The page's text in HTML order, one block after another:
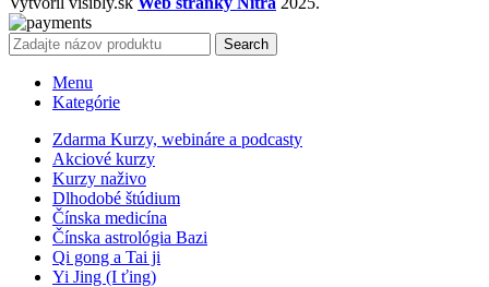
Search
Menu
Kategórie
Zdarma Kurzy, webináre a podcasty
Akciové kurzy
Kurzy naživo
Dlhodobé štúdium
Čínska medicína
Čínska astrológia Bazi
Qi gong a Tai ji
Yi Jing (I ťing)